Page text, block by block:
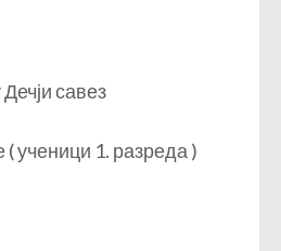
савез
ученици 1. разреда )